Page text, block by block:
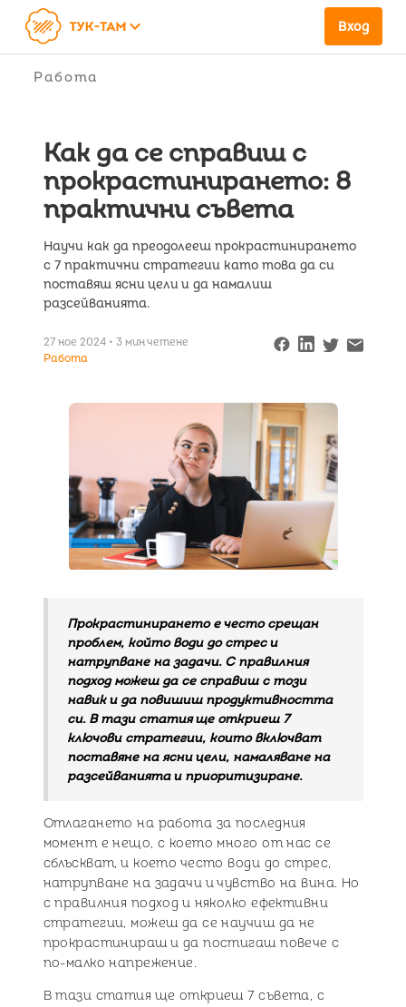
keyboard_arrow_down Вход
Работа
Как да се справиш с
прокрастинирането: 8
практични съвета
Научи как да преодолееш прокрастинирането
с 7 практични стратегии като това да си
поставяш ясни цели и да намалиш
разсейванията.
27 ное 2024 • 3 мин четене
Работа
Прокрастинирането е често срещан
проблем, който води до стрес и
натрупване на задачи. С правилния
подход можеш да се справиш с този
навик и да повишиш продуктивността
си. В тази статия ще откриеш 7
ключови стратегии, които включват
поставяне на ясни цели, намаляване на
разсейванията и приоритизиране.
Отлагането на работа за последния
момент е нещо, с което много от нас се
сблъскват, и което често води до стрес,
натрупване на задачи и чувство на вина. Но
с правилния подход и няколко ефективни
стратегии, можеш да се научиш да не
прокрастинираш и да постигаш повече с
по-малко напрежение.
В тази статия ще откриеш 7 съвета, с